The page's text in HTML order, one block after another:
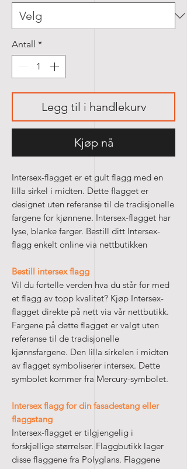
Antall *
Legg til i handlekurv
Kjøp nå
Intersex-flagget er et gult flagg med en
lilla sirkel i midten. Dette flagget er
designet uten referanse til de tradisjonelle
fargene for kjønnene. Intersex-flagget har
lyse, blanke farger. Bestill ditt Intersex-
flagg enkelt online via nettbutikken
Bestill intersex flagg
Vil du fortelle verden hva du står for med
et flagg av topp kvalitet? Kjøp Intersex-
flagget direkte på nett via vår nettbutikk.
Fargene på dette flagget er valgt uten
referanse til de tradisjonelle
kjønnsfargene. Den lilla sirkelen i midten
av flagget symboliserer intersex. Dette
symbolet kommer fra Mercury-symbolet.
Intersex flagg for din fasadestang eller
flaggstang
Intersex-flagget er tilgjengelig i
forskjellige størrelser. Flaggbutikk lager
disse flaggene fra Polyglans. Flaggene